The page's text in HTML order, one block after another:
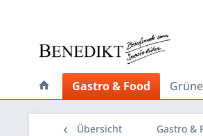
Gastro & Food
Übersicht Gastro &